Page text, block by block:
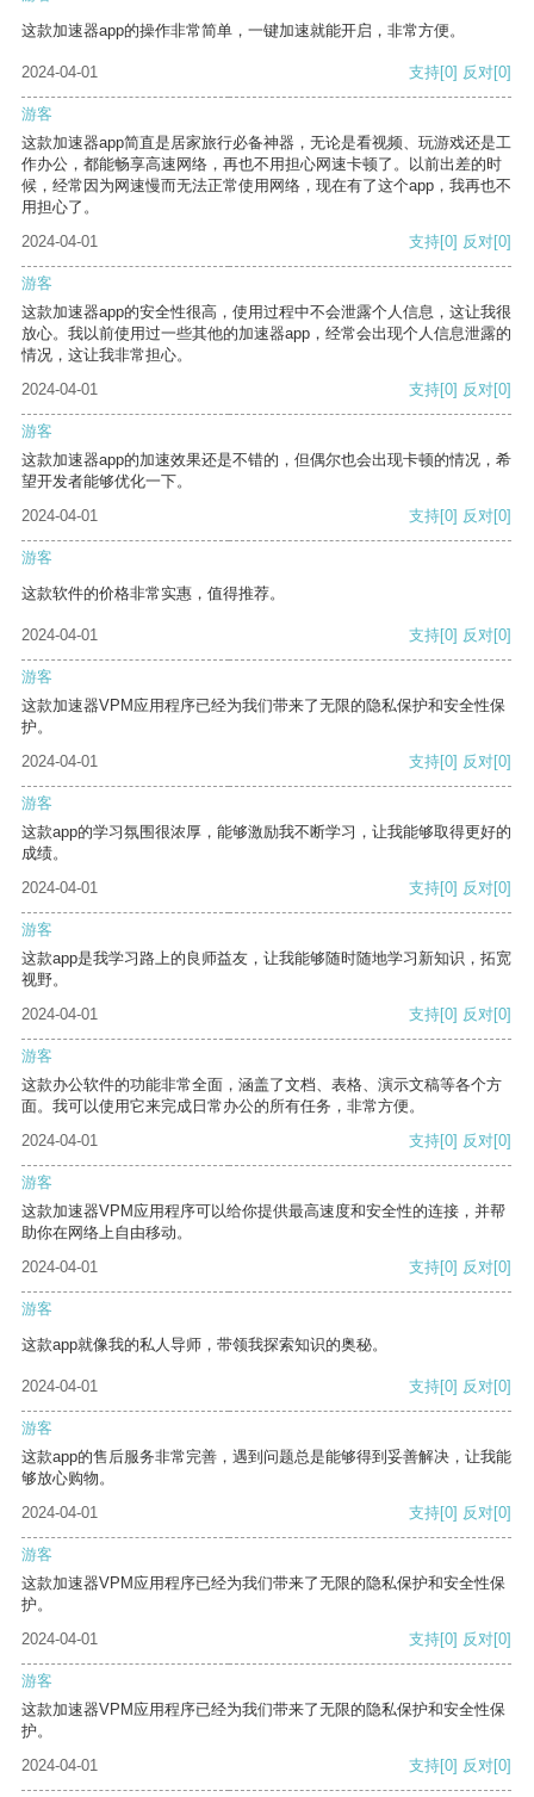
这款加速器app的操作非常简单，一键加速就能开启，非常方便。
2024-04-01 支持[0] 反对[0]
游客
这款加速器app简直是居家旅行必备神器，无论是看视频、玩游戏还是工
作办公，都能畅享高速网络，再也不用担心网速卡顿了。以前出差的时
候，经常因为网速慢而无法正常使用网络，现在有了这个app，我再也不
用担心了。
2024-04-01
支持[0] 反对[0]
游客
这款加速器app的安全性很高，使用过程中不会泄露个人信息，这让我很
放心。我以前使用过一些其他的加速器app，经常会出现个人信息泄露的
情况，这让我非常担心。
2024-04-01
支持[0] 反对[0]
游客
这款加速器app的加速效果还是不错的，但偶尔也会出现卡顿的情况，希
望开发者能够优化一下。
2024-04-01
支持[0] 反对[0]
游客
这款软件的价格非常实惠，值得推荐。
2024-04-01 支持[0] 反对[0]
游客
这款加速器VPM应用程序已经为我们带来了无限的隐私保护和安全性保
护。
2024-04-01
支持[0] 反对[0]
游客
这款app的学习氛围很浓厚，能够激励我不断学习，让我能够取得更好的
成绩。
2024-04-01
支持[0] 反对[0]
游客
这款app是我学习路上的良师益友，让我能够随时随地学习新知识，拓宽
视野。
2024-04-01
支持[0] 反对[0]
游客
这款办公软件的功能非常全面，涵盖了文档、表格、演示文稿等各个方
面。我可以使用它来完成日常办公的所有任务，非常方便。
2024-04-01
支持[0] 反对[0]
游客
这款加速器VPM应用程序可以给你提供最高速度和安全性的连接，并帮
助你在网络上自由移动。
2024-04-01
支持[0] 反对[0]
游客
这款app就像我的私人导师，带领我探索知识的奥秘。
2024-04-01 支持[0] 反对[0]
游客
这款app的售后服务非常完善，遇到问题总是能够得到妥善解决，让我能
够放心购物。
2024-04-01
支持[0] 反对[0]
游客
这款加速器VPM应用程序已经为我们带来了无限的隐私保护和安全性保
护。
2024-04-01
支持[0] 反对[0]
游客
这款加速器VPM应用程序已经为我们带来了无限的隐私保护和安全性保
护。
2024-04-01
支持[0] 反对[0]